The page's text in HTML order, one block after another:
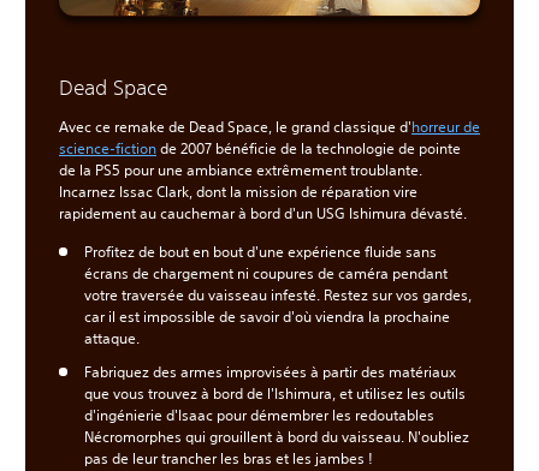
Dead Space
Avec ce remake de Dead Space, le grand classique d'horreur de
science-fictionde 2007 bénéficie de la technologie de pointe
de la PS5 pour une ambiance extrêmement troublante.
Incarnez Issac Clark, dont la mission de réparation vire
rapidement au cauchemar à bord d'un USG Ishimura dévasté.
Profitez de bout en bout d'une expérience fluide sans
écrans de chargement ni coupures de caméra pendant
votre traversée du vaisseau infesté. Restez sur vos gardes,
car il est impossible de savoir d'où viendra la prochaine
attaque.
Fabriquez des armes improvisées à partir des matériaux
que vous trouvez à bord de l'Ishimura, et utilisez les outils
d'ingénierie d'Isaac pour démembrer les redoutables
Nécromorphes qui grouillent à bord du vaisseau. N'oubliez
pas de leur trancher les bras et les jambes !